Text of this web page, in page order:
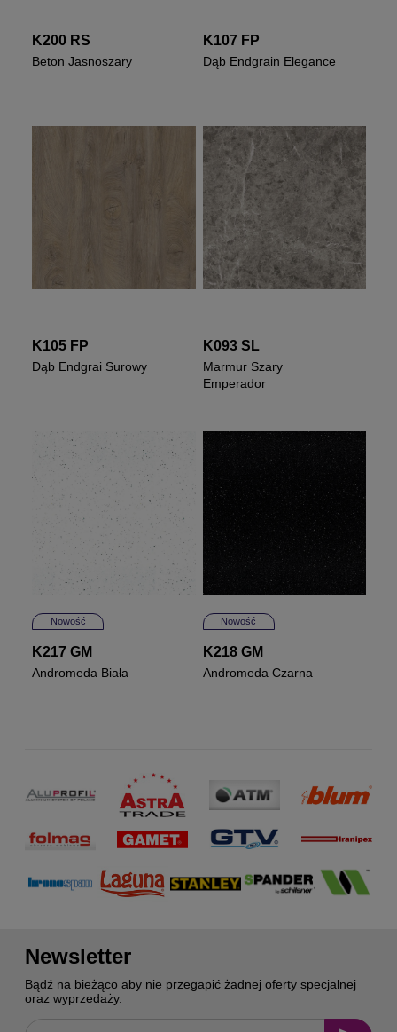
K200 RS
Beton Jasnoszary
K107 FP
Dąb Endgrain Elegance
K105 FP
Dąb Endgrai Surowy
K093 SL
Marmur Szary
Emperador
Nowość
K217 GM
Andromeda Biała
Nowość
K218 GM
Andromeda Czarna
Newsletter
Bądź na bieżąco aby nie przegapić żadnej oferty specjalnej
oraz wyprzedaży.